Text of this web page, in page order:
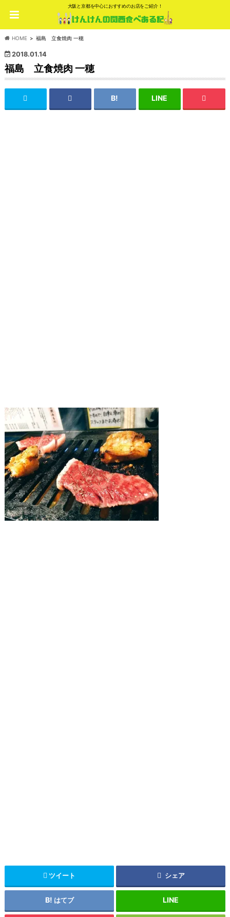
大阪と京都を中心におすすめのお店をご紹介！
HOME 福島 立食焼肉 一穂
2018.01.14
福島 立食焼肉 一穂
ツイート シェア
はてブ